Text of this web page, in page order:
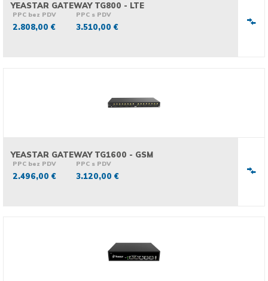
YEASTAR GATEWAY TG800 - LTE
PPC bez PDV
2.808,00 €
PPC s PDV
3.510,00 €
YEASTAR GATEWAY TG1600 - GSM
PPC bez PDV
2.496,00 €
PPC s PDV
3.120,00 €